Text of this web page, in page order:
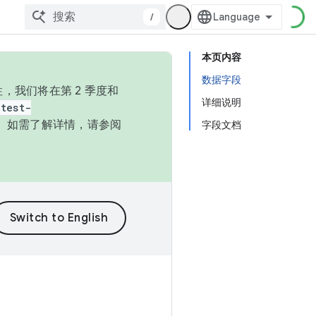
/
本页内容
数据字段
详细说明
字段文档
我们将在第 2 季度和
如需了解详情，请参阅